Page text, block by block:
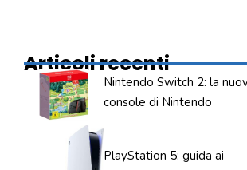
Articoli recenti
Nintendo Switch 2: la
console di Nintendo
PlayStation 5: guida ai